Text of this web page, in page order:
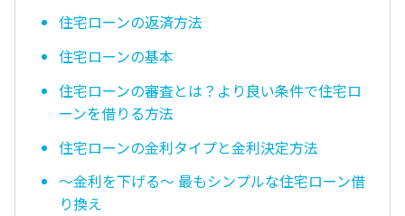
住宅ローンの返済方法
住宅ローンの基本
住宅ローンの審査とは？より良い条件で住宅ロ
ーンを借りる方法
住宅ローンの金利タイプと金利決定方法
〜金利を下げる〜 最もシンプルな住宅ローン借
り換え